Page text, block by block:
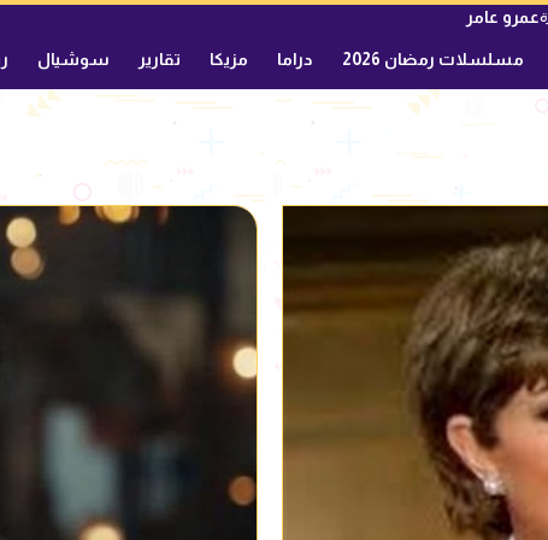
عمرو عامر
مسلسلات رمضان 2026 دراما مزيكا تقارير سوشيال